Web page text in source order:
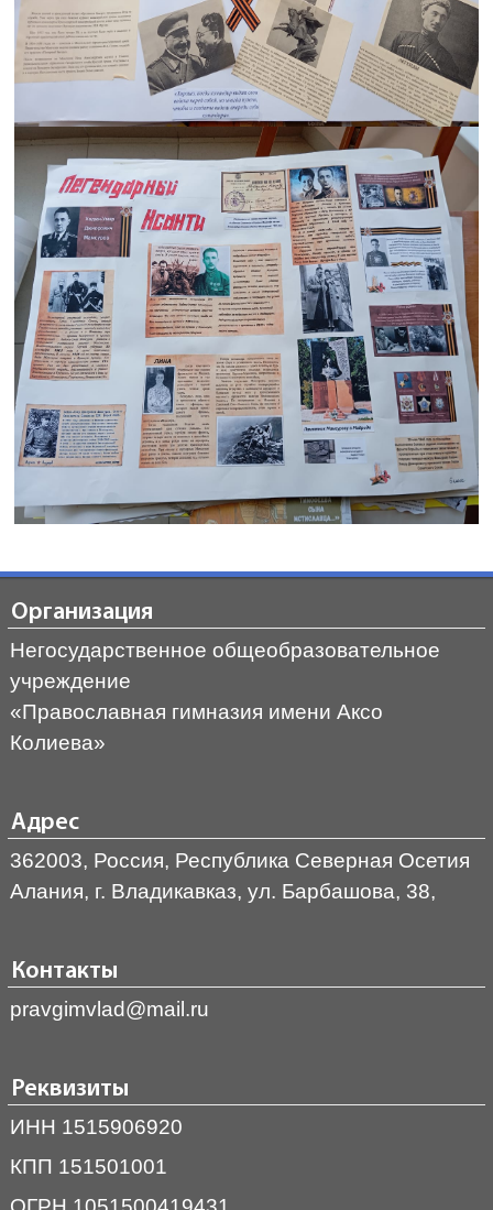
Организация
Негосударственное общеобразовательное
учреждение
«Православная гимназия имени Аксо
Колиева»
Адрес
362003, Россия, Республика Северная Осетия
Алания, г. Владикавказ, ул. Барбашова, 38,
Контакты
pravgimvlad@mail.ru
Реквизиты
ИНН 1515906920
КПП 151501001